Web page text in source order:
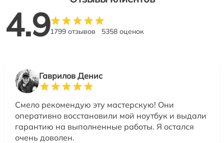
4.91799 отзывов 5358 оценок
Гаврилов Денис
Смело рекомендую эту мастерскую! Они
оперативно восстановили мой ноутбук и выдали
гарантию на выполненные работы. Я остался
очень доволен.